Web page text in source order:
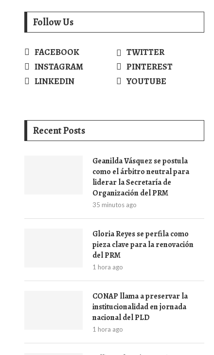
Follow Us
FACEBOOK
TWITTER
INSTAGRAM
PINTEREST
LINKEDIN
YOUTUBE
Recent Posts
Geanilda Vásquez se postula
como el árbitro neutral para
liderar la Secretaría de
Organización del PRM
35 minutos ago
Gloria Reyes se perfila como
pieza clave para la renovación
del PRM
1 hora ago
CONAP llama a preservar la
institucionalidad en jornada
nacional del PLD
1 hora ago